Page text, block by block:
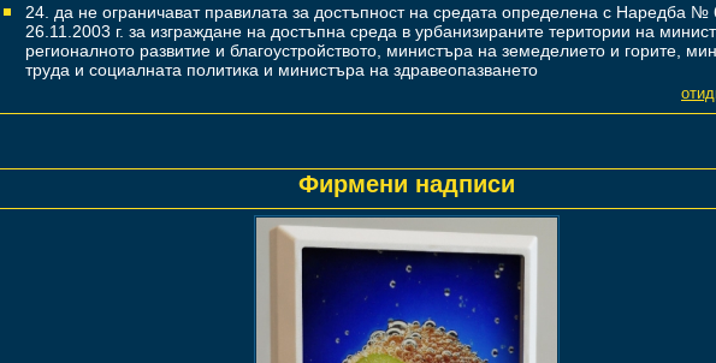
24. да не ограничават правилата за достъпност на средата определена с Наредба №
26.11.2003 г. за изграждане на достъпна среда в урбанизираните територии на
регионалното развитие и благоустройството, министъра на земеделието и горите,
труда и социалната политика и министъра на здравеопазването
Фирмени надписи